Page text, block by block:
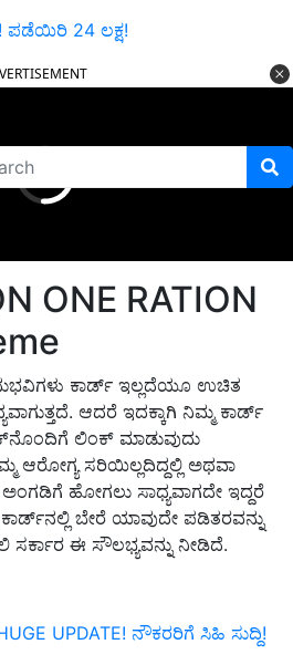
ಪಡೆಯಿರಿ 24 ಲಕ್ಷ!
ONE RATION
ಕಾರ್ಡ್ ಇಲ್ಲದೆಯೂ ಉಚಿತ
ಆದರೆ ಇದಕ್ಕಾಗಿ ನಿಮ್ಮ ಕಾರ್ಡ್
ಲಿಂಕ್ ಮಾಡುವುದು
ಆರೋಗ್ಯ ಸರಿಯಿಲ್ಲದಿದ್ದಲ್ಲಿ ಅಥವಾ
ಹೋಗಲು ಸಾಧ್ಯವಾಗದೇ ಇದ್ದರೆ
ಬೇರೆ ಯಾವುದೇ ಪಡಿತರವನ್ನು
ಈ ಸೌಲಭ್ಯವನ್ನು ನೀಡಿದೆ.
UPDATE! ನೌಕರರಿಗೆ ಸಿಹಿ ಸುದ್ದಿ!